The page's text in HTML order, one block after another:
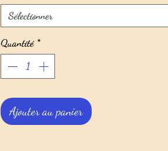
Sélectionner
Quantité *
Ajouter au panier